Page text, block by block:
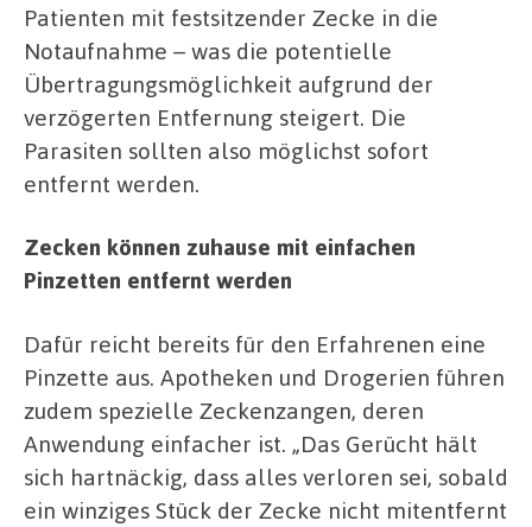
Patienten mit festsitzender Zecke in die
Notaufnahme – was die potentielle
Übertragungsmöglichkeit aufgrund der
verzögerten Entfernung steigert. Die
Parasiten sollten also möglichst sofort
entfernt werden.
Zecken können zuhause mit einfachen
Pinzetten entfernt werden
Dafür reicht bereits für den Erfahrenen eine
Pinzette aus. Apotheken und Drogerien führen
zudem spezielle Zeckenzangen, deren
Anwendung einfacher ist. „Das Gerücht hält
sich hartnäckig, dass alles verloren sei, sobald
ein winziges Stück der Zecke nicht mitentfernt